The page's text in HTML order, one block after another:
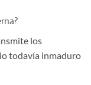
los
todavía inmaduro